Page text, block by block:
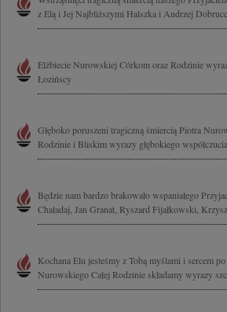
z Elą i Jej Najbliższymi Halszka i Andrzej
Elżbiecie Nurowskiej Córkom oraz Rodzinie
Łozińscy
Głęboko poruszeni tragiczną śmiercią Piotra
Rodzinie i Bliskim wyrazy głębokiego
Będzie nam bardzo brakowało wspaniałego
Chaładaj, Jan Granat, Ryszard Fijałkowski,
Kochana Elu jesteśmy z Tobą myślami i sercem
Nurowskiego Całej Rodzinie składamy wyrazy